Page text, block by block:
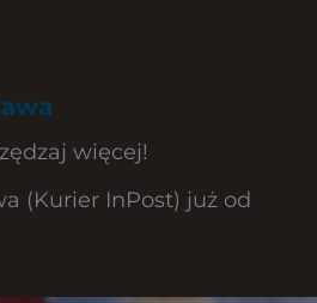
więcej!
(Kurier InPost) już od